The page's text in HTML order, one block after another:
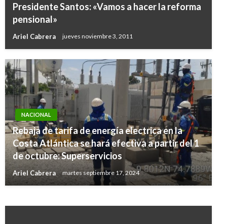
Presidente Santos: «Vamos a hacer la reforma
pensional»
Ariel Cabrera jueves noviembre 3, 2011
NACIONAL
Rebaja de tarifa de energía electrica en la
Costa Atlántica se hará efectiva a partir del 1
de octubre: Superservicios
Ariel Cabrera martes septiembre 17, 2024
NACIONAL
Resultados de las loterías y chances de este
domingo 9 de junio en Colombia
Ariel Cabrera lunes junio 10, 2019